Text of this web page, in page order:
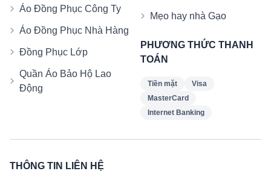
Áo Đồng Phục Công Ty
Áo Đồng Phục Nhà Hàng
Đồng Phục Lớp
Quần Áo Bảo Hộ Lao
Động
Mẹo hay nhà Gạo
PHƯƠNG THỨC THANH
TOÁN
Tiền mặt
Visa
MasterCard
Internet Banking
THÔNG TIN LIÊN HỆ